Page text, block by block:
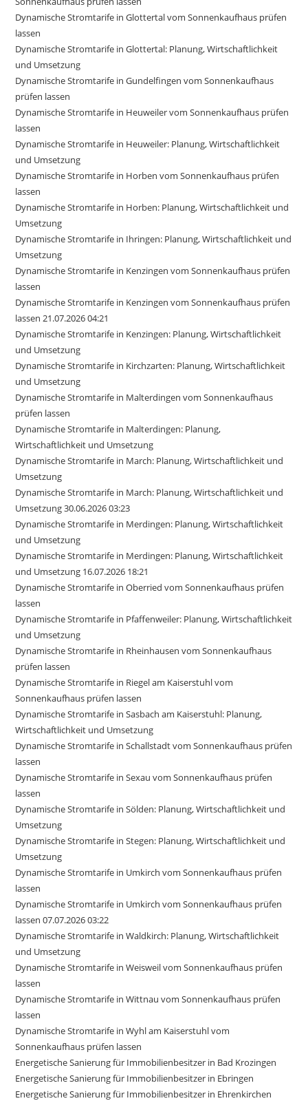
Dynamische Stromtarife in Glottertal vom Sonnenkaufhaus prüfen
lassen
Dynamische Stromtarife in Glottertal: Planung, Wirtschaftlichkeit
und Umsetzung
Dynamische Stromtarife in Gundelfingen vom Sonnenkaufhaus
prüfen lassen
Dynamische Stromtarife in Heuweiler vom Sonnenkaufhaus prüfen
lassen
Dynamische Stromtarife in Heuweiler: Planung, Wirtschaftlichkeit
und Umsetzung
Dynamische Stromtarife in Horben vom Sonnenkaufhaus prüfen
lassen
Dynamische Stromtarife in Horben: Planung, Wirtschaftlichkeit und
Umsetzung
Dynamische Stromtarife in Ihringen: Planung, Wirtschaftlichkeit und
Umsetzung
Dynamische Stromtarife in Kenzingen vom Sonnenkaufhaus prüfen
lassen
Dynamische Stromtarife in Kenzingen vom Sonnenkaufhaus prüfen
lassen 21.07.2026 04:21
Dynamische Stromtarife in Kenzingen: Planung, Wirtschaftlichkeit
und Umsetzung
Dynamische Stromtarife in Kirchzarten: Planung, Wirtschaftlichkeit
und Umsetzung
Dynamische Stromtarife in Malterdingen vom Sonnenkaufhaus
prüfen lassen
Dynamische Stromtarife in Malterdingen: Planung,
Wirtschaftlichkeit und Umsetzung
Dynamische Stromtarife in March: Planung, Wirtschaftlichkeit und
Umsetzung
Dynamische Stromtarife in March: Planung, Wirtschaftlichkeit und
Umsetzung 30.06.2026 03:23
Dynamische Stromtarife in Merdingen: Planung, Wirtschaftlichkeit
und Umsetzung
Dynamische Stromtarife in Merdingen: Planung, Wirtschaftlichkeit
und Umsetzung 16.07.2026 18:21
Dynamische Stromtarife in Oberried vom Sonnenkaufhaus prüfen
lassen
Dynamische Stromtarife in Pfaffenweiler: Planung, Wirtschaftlichkeit
und Umsetzung
Dynamische Stromtarife in Rheinhausen vom Sonnenkaufhaus
prüfen lassen
Dynamische Stromtarife in Riegel am Kaiserstuhl vom
Sonnenkaufhaus prüfen lassen
Dynamische Stromtarife in Sasbach am Kaiserstuhl: Planung,
Wirtschaftlichkeit und Umsetzung
Dynamische Stromtarife in Schallstadt vom Sonnenkaufhaus prüfen
lassen
Dynamische Stromtarife in Sexau vom Sonnenkaufhaus prüfen
lassen
Dynamische Stromtarife in Sölden: Planung, Wirtschaftlichkeit und
Umsetzung
Dynamische Stromtarife in Stegen: Planung, Wirtschaftlichkeit und
Umsetzung
Dynamische Stromtarife in Umkirch vom Sonnenkaufhaus prüfen
lassen
Dynamische Stromtarife in Umkirch vom Sonnenkaufhaus prüfen
lassen 07.07.2026 03:22
Dynamische Stromtarife in Waldkirch: Planung, Wirtschaftlichkeit
und Umsetzung
Dynamische Stromtarife in Weisweil vom Sonnenkaufhaus prüfen
lassen
Dynamische Stromtarife in Wittnau vom Sonnenkaufhaus prüfen
lassen
Dynamische Stromtarife in Wyhl am Kaiserstuhl vom
Sonnenkaufhaus prüfen lassen
Energetische Sanierung für Immobilienbesitzer in Bad Krozingen
Energetische Sanierung für Immobilienbesitzer in Ebringen
Energetische Sanierung für Immobilienbesitzer in Ehrenkirchen